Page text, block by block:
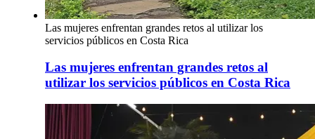
Las mujeres enfrentan grandes retos al utilizar los
servicios públicos en Costa Rica
Las mujeres enfrentan grandes retos al
utilizar los servicios públicos en Costa Rica